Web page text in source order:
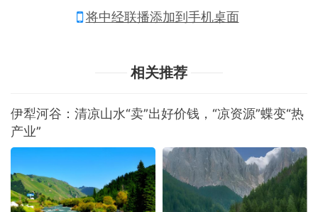
将中经联播添加到手机桌面
相关推荐
伊犁河谷：清凉山水“卖”出好价钱，“凉资源”蝶变“热
产业”